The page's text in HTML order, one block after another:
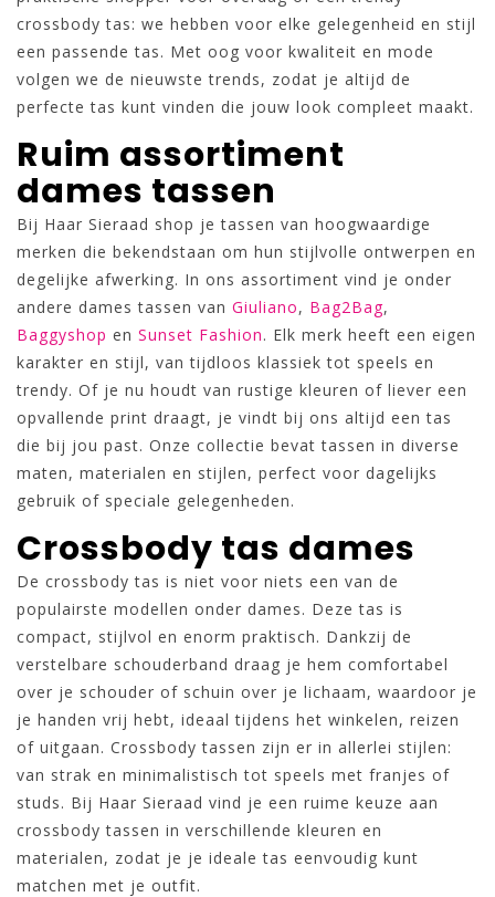
crossbody tas: we hebben voor elke gelegenheid en stijl
een passende tas. Met oog voor kwaliteit en mode
volgen we de nieuwste trends, zodat je altijd de
perfecte tas kunt vinden die jouw look compleet maakt.
Ruim assortiment
dames tassen
Bij Haar Sieraad shop je tassen van hoogwaardige
merken die bekendstaan om hun stijlvolle ontwerpen en
degelijke afwerking. In ons assortiment vind je onder
andere dames tassen van Giuliano, Bag2Bag,
Baggyshop en Sunset Fashion. Elk merk heeft een eigen
karakter en stijl, van tijdloos klassiek tot speels en
trendy. Of je nu houdt van rustige kleuren of liever een
opvallende print draagt, je vindt bij ons altijd een tas
die bij jou past. Onze collectie bevat tassen in diverse
maten, materialen en stijlen, perfect voor dagelijks
gebruik of speciale gelegenheden.
Crossbody tas dames
De crossbody tas is niet voor niets een van de
populairste modellen onder dames. Deze tas is
compact, stijlvol en enorm praktisch. Dankzij de
verstelbare schouderband draag je hem comfortabel
over je schouder of schuin over je lichaam, waardoor je
je handen vrij hebt, ideaal tijdens het winkelen, reizen
of uitgaan. Crossbody tassen zijn er in allerlei stijlen:
van strak en minimalistisch tot speels met franjes of
studs. Bij Haar Sieraad vind je een ruime keuze aan
crossbody tassen in verschillende kleuren en
materialen, zodat je je ideale tas eenvoudig kunt
matchen met je outfit.